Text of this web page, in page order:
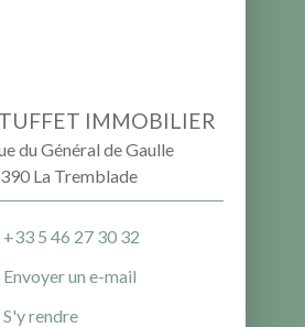
IMMOBILIER
du Général de Gaulle
La Tremblade
+33 5 46 27 30 32
Envoyer un e-mail
S'y rendre